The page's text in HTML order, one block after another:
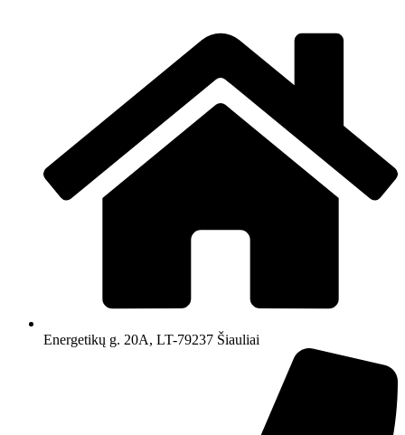
Energetikų g. 20A, LT-79237 Šiauliai